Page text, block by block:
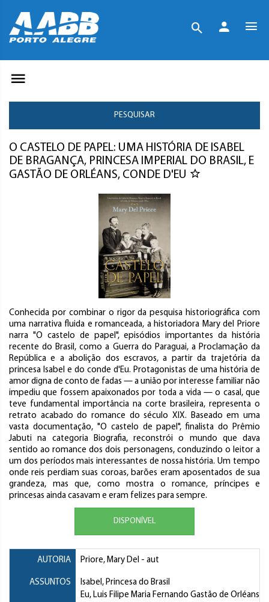
PESQUISAR
O CASTELO DE PAPEL: UMA HISTÓRIA DE ISABEL
DE BRAGANÇA, PRINCESA IMPERIAL DO BRASIL, E
GASTÃO DE ORLÉANS, CONDE D'EU
Conhecida por combinar o rigor da pesquisa historiográfica com
uma narrativa fluida e romanceada, a historiadora Mary del Priore
narra "O castelo de papel", episódios importantes da história
recente do Brasil, como a Guerra do Paraguai, a Proclamação da
República e a abolição dos escravos, a partir da trajetória da
princesa Isabel e do conde d'Eu. Protagonistas de uma história de
amor digna de conto de fadas — a união por interesse familiar não
impediu que fossem apaixonados por toda a vida — o casal, que
teve fundamental importância na corte brasileira, representa o
retrato acabado do romance do século XIX. Baseado em uma
vasta documentação, "O castelo de papel", finalista do Prêmio
Jabuti na categoria Biografia, reconstrói o mundo que dava
sentido ao romance dos dois personagens, conduzindo o leitor a
um dos períodos mais interessantes de nossa história. Um tempo
onde reis perdiam suas coroas, barões eram aposentados de sua
grandeza, mas que, como mostra o romance, príncipes e
princesas ainda casavam e eram felizes para sempre.
DISPONÍVEL
AUTORIA Priore, Mary Del - aut
ASSUNTOS
Isabel, Princesa do Brasil
Eu, Luis Filipe Maria Fernando Gastão de Orléans,